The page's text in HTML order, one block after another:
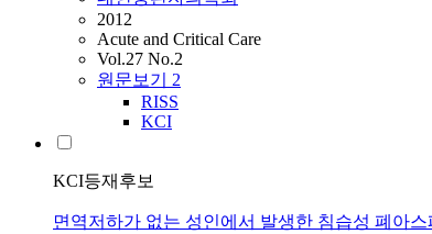
2012
Acute and Critical Care
Vol.27 No.2
원문보기 2
RISS
KCI
KCI등재후보
면역저하가 없는 성인에서 발생한 침습성 폐아